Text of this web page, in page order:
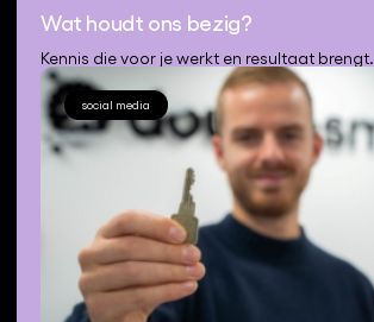
Wat houdt ons bezig?
Kennis die voor je werkt en resultaat brengt.
social media